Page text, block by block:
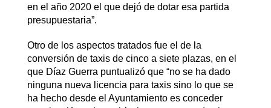
en el año 2020 el que dejó de dotar esa partida
presupuestaria”.
Otro de los aspectos tratados fue el de la
conversión de taxis de cinco a siete plazas, en el
que Díaz Guerra puntualizó que “no se ha dado
ninguna nueva licencia para taxis sino lo que se
ha hecho desde el Ayuntamiento es conceder